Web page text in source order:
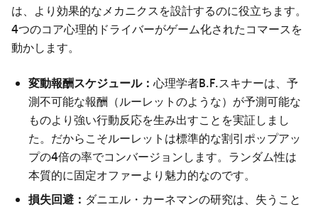
は、より効果的なメカニクスを設計するのに役立ちます。
4つのコア心理的ドライバーがゲーム化されたコマースを
動かします。
変動報酬スケジュール： 心理学者B.F.スキナーは、予
測不可能な報酬（ルーレットのような）が予測可能な
ものより強い行動反応を生み出すことを実証しまし
た。だからこそルーレットは標準的な割引ポップアッ
プの4倍の率でコンバージョンします。ランダム性は
本質的に固定オファーより魅力的なのです。
損失回避： ダニエル・カーネマンの研究は、失うこと